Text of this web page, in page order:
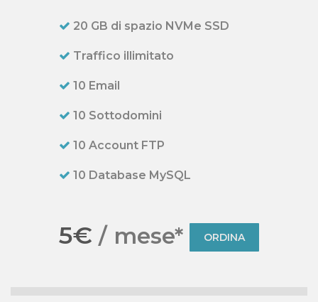
20 GB di spazio NVMe SSD
Traffico illimitato
10 Email
10 Sottodomini
10 Account FTP
10 Database MySQL
5€ / mese* ORDINA